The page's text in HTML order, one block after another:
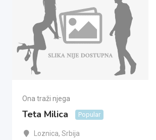
Ona traži njega
Teta Milica Popular
Loznica, Srbija